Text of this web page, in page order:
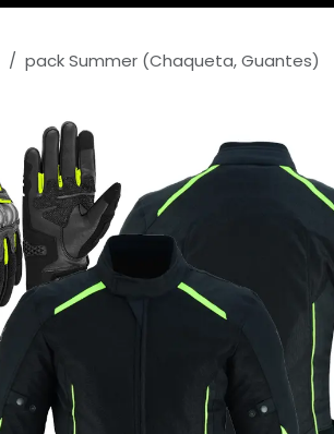
pack Summer (Chaqueta, Guantes)